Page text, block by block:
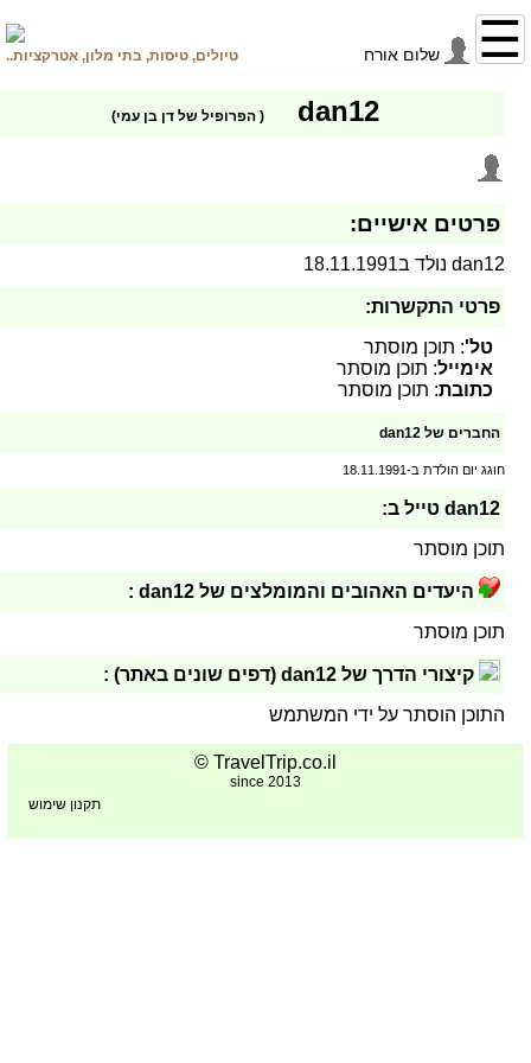
שלוםאורח טיולים, טיסות, בתי מלון, אטרקציות..
dan12 ( הפרופיל של דן בן עמי)
פרטים אישיים:
dan12 נולד ב18.11.1991
פרטי התקשרות:
טל': תוכן מוסתר
אימייל: תוכן מוסתר
כתובת: תוכן מוסתר
החברים של dan12
חוגג יום הולדת ב-18.11.1991
dan12 טייל ב:
תוכן מוסתר
היעדים האהובים והמומלצים של dan12 :
תוכן מוסתר
קיצורי הדרך של dan12 (דפים שונים באתר) :
התוכן הוסתר על ידי המשתמש
TravelTrip.co.il ©
since 2013
תקנון שימוש